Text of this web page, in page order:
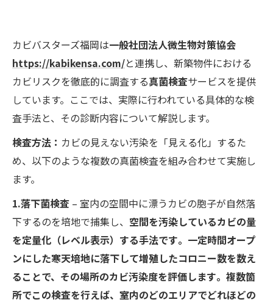
カビバスターズ福岡は一般社団法人微生物対策協会
https://kabikensa.com/と連携し、新築物件における
カビリスクを徹底的に調査する真菌検査サービスを提供
しています。ここでは、実際に行われている具体的な検
査手法と、その診断内容について解説します。
検査方法： カビの見えない汚染を「見える化」するた
め、以下のような複数の真菌検査を組み合わせて実施し
ます。
1.落下菌検査 – 室内の空間中に漂うカビの胞子が自然落
下するのを培地で捕集し、 空間を汚染しているカビの量
を定量化（レベル表示）する手法です​。一定時間オープ
ンにした寒天培地に落下して増殖したコロニー数を数え
ることで、その場所のカビ汚染度を評価します​。複数箇
所でこの検査を行えば、室内のどのエリアでどれほどの